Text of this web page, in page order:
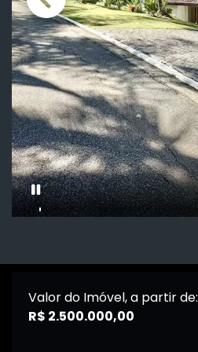
Valor do Imóvel, a partir de:
R$ 2.500.000,00